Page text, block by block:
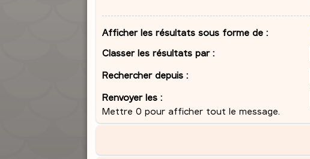
Afficher les résultats sous forme de :
Classer les résultats par :
Rechercher depuis :
Renvoyer les :
Mettre 0 pour afficher tout le message.